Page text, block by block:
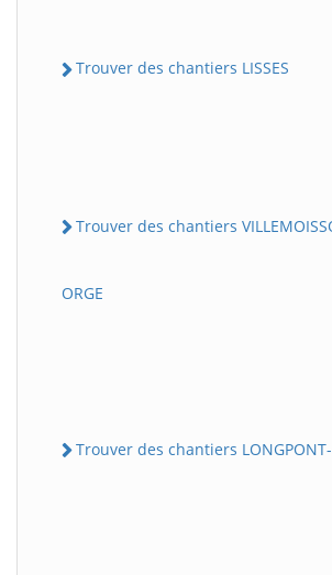
Trouver des chantiers LISSES
Trouver des chantiers
ORGE
Trouver des chantiers LONGPONT-